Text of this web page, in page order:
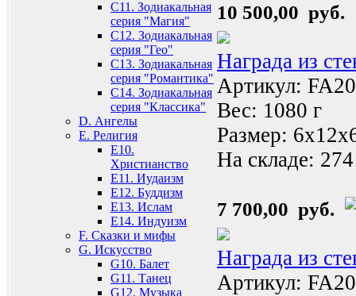
C11. Зодиакальная
серия "Магия"
C12. Зодиакальная
серия "Гео"
C13. Зодиакальная
серия "Романтика"
C14. Зодиакальная
серия "Классика"
D. Ангелы
E. Религия
E10.
Христианство
E11. Иудаизм
E12. Буддизм
E13. Ислам
E14. Индуизм
F. Сказки и мифы
G. Искусство
G10. Балет
G11. Танец
G12. Музыка
10 500,00 руб.
Награда из
Артикул:
Вес: 1080 г
Размер:
На складе:
7 700,00 руб.
Награда из
Артикул: